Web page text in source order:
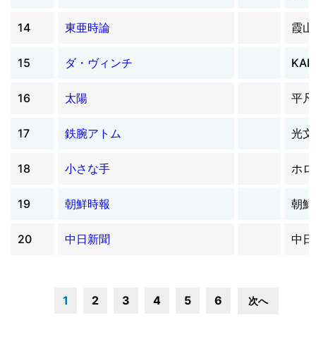
14 東亜時論 霞
15 ダ・ヴィンチ
16 太陽 平
17 鉄腕アトム 光
18 小さな手 ホ
19 朝鮮時報 朝
20 中日新聞 中
1 2 3 4 5 6 次へ